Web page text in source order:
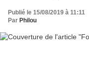
Publié le 15/08/2019 à 11:11
Par Philou